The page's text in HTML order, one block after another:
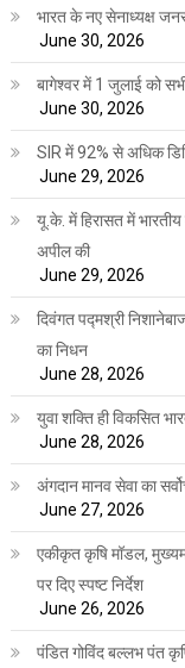
भारत के नए सेनाध्यक्ष
June 30, 2026
बागेश्वर में 1 जुलाई को
June 30, 2026
SIR में 92% से अधिक
June 29, 2026
यू.के. में हिरासत में
अपील की
June 29, 2026
दिवंगत पद्मश्री
का निधन
June 28, 2026
युवा शक्ति ही विकसित
June 28, 2026
अंगदान मानव सेवा का
June 27, 2026
एकीकृत कृषि मॉडल,
पर दिए स्पष्ट निर्देश
June 26, 2026
पंडित गोविंद बल्लभ पंत